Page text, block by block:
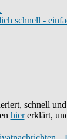
schnell -
schnell
hiererklärt,